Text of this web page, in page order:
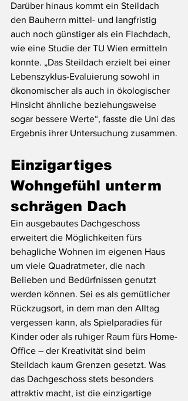
Darüber hinaus kommt ein Steildach
den Bauherrn mittel- und langfristig
auch noch günstiger als ein Flachdach,
wie eine Studie der TU Wien ermitteln
konnte. „Das Steildach erzielt bei einer
Lebenszyklus-Evaluierung sowohl in
ökonomischer als auch in ökologischer
Hinsicht ähnliche beziehungsweise
sogar bessere Werte“, fasste die Uni das
Ergebnis ihrer Untersuchung zusammen.
Einzigartiges
Wohngefühl unterm
schrägen Dach
Ein ausgebautes Dachgeschoss
erweitert die Möglichkeiten fürs
behagliche Wohnen im eigenen Haus
um viele Quadratmeter, die nach
Belieben und Bedürfnissen genutzt
werden können. Sei es als gemütlicher
Rückzugsort, in dem man den Alltag
vergessen kann, als Spielparadies für
Kinder oder als ruhiger Raum fürs Home-
Office – der Kreativität sind beim
Steildach kaum Grenzen gesetzt. Was
das Dachgeschoss stets besonders
attraktiv macht, ist die einzigartige